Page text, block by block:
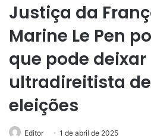
Justiça da
Marine Le Pen
que pode deixar
ultradireitista
eleições
Editor 1 de abril de 2025